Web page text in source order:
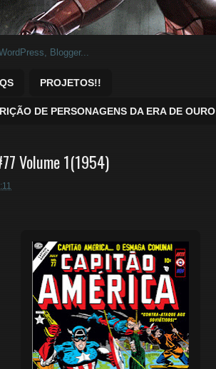
para baixar.
PROJETOS!!
DE PERSONAGENS DA ERA DE OURO
Volume 1(1954)